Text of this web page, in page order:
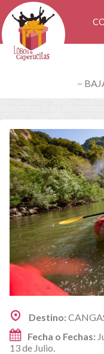
Destino:
Fecha o Fechas:
13 de Julio.